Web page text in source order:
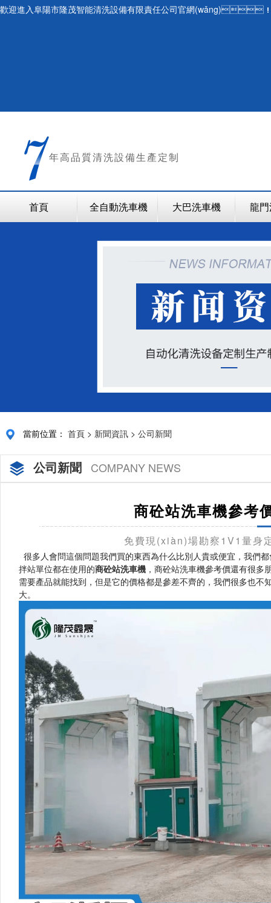
歡迎進入阜陽市隆茂智能清洗設備有限責任公司官網(wǎng)
年高品質清洗設備生產定制
首頁 全自動洗車機 大巴洗車機 龍
當前位置： 首頁 > 新聞資訊 > 公司新聞
公司新聞 COMPANY NEWS
商砼站洗車機參考
免費現(xiàn)場勘察1V1量身
很多人會問這個問題我們買的東西為什么比別人貴或便宜，我們都會
拌站單位都在使用的商砼站洗車機 ，商砼站洗車機參考價還有很
需要產品就能找到，但是它的價格都是參差不齊的，我們很多
大。